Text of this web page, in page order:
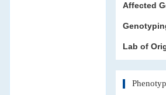
Affected
Lab of